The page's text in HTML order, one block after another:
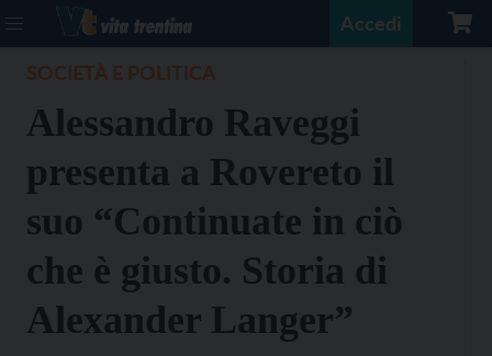
Accedi
Alessandro Raveggi
presenta a Rovereto il
suo “Continuate in ciò
che è giusto. Storia di
Alexander Langer”